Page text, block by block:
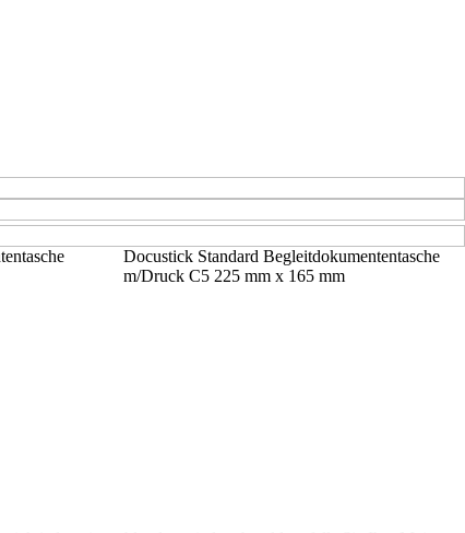
Docustick Standard Begleitdokumententasche
m/Druck C5 225 mm x 165 mm